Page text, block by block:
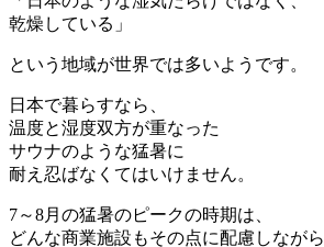
乾燥している」
という地域が世界では多いようです。
日本で暮らすなら、
温度と湿度双方が重なった
サウナのような猛暑に
耐え忍ばなくてはいけません。
7～8月の猛暑のピークの時期は、
どんな商業施設もその点に配慮しながら